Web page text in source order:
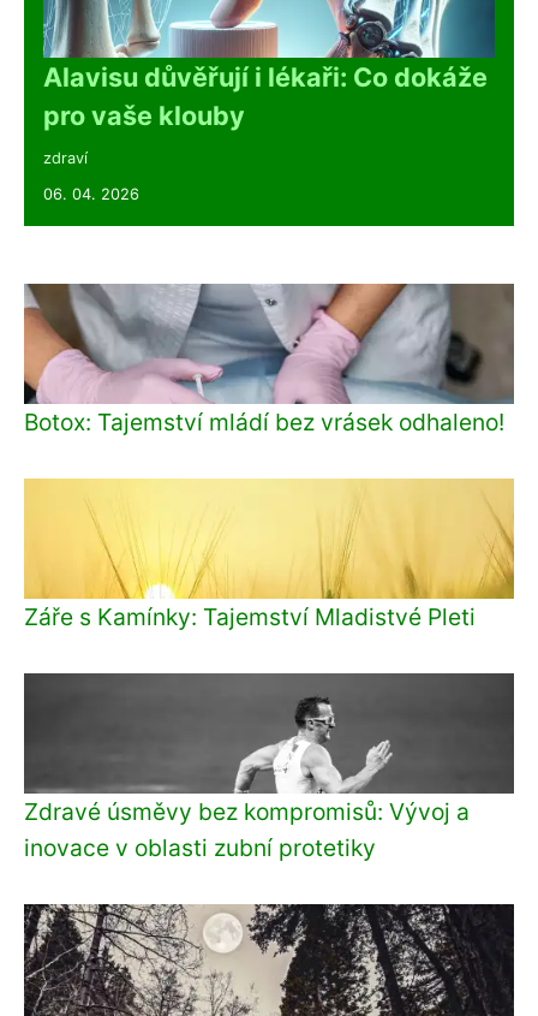
Alavisu důvěřují i lékaři: Co dokáže
pro vaše klouby
zdraví
06. 04. 2026
Botox: Tajemství mládí bez vrásek odhaleno!
Záře s Kamínky: Tajemství Mladistvé Pleti
Zdravé úsměvy bez kompromisů: Vývoj a
inovace v oblasti zubní protetiky